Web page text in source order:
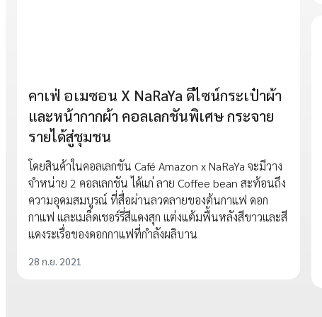
คาเฟ่ อเมซอน X NaRaYa ดีไซน์กระเป๋าผ้า
และหน้ากากผ้า คอลเลกชันพิเศษ กระจาย
รายได้สู่ชุมชน
โดยสินค้าในคอลเลกชัน Café Amazon x NaRaYa จะมีวาง
จำหน่าย 2 คอลเลกชัน ได้แก่ ลาย Coffee bean สะท้อนถึง
ความอุดมสมบูรณ์ ที่สื่อผ่านลวดลายของต้นกาแฟ ดอก
กาแฟ และเมล็ดเชอร์รี่สีแดงสุก แต่งแต้มพื้นหลังสีขาวและสี
แดงระเรื่อของดอกกาแฟที่กำลังผลิบาน
28 ก.ย. 2021